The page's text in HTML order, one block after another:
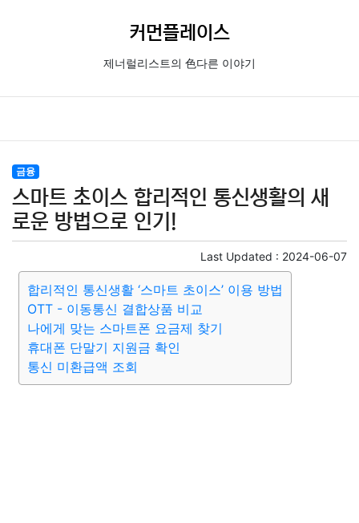
커먼플레이스
제너럴리스트의 色다른 이야기
금융
스마트 초이스 합리적인 통신생활의 새
로운 방법으로 인기!
Last Updated : 2024-06-07
합리적인 통신생활 ‘스마트 초이스’ 이용 방법
OTT - 이동통신 결합상품 비교
나에게 맞는 스마트폰 요금제 찾기
휴대폰 단말기 지원금 확인
통신 미환급액 조회